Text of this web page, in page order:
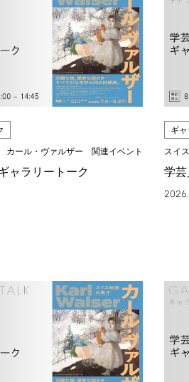
カール・ヴァルザー 関連イベント
ャラリートーク
ギ
スイ
学